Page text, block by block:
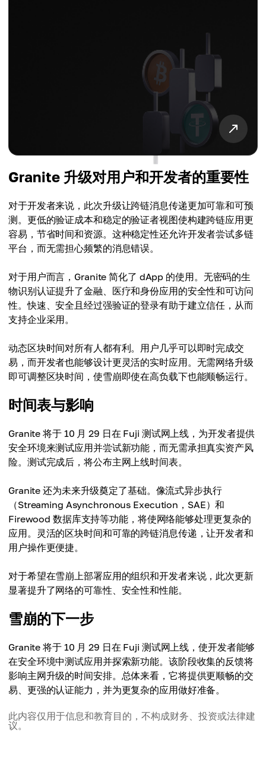
Granite 升级对用户和开发者的重要性
对于开发者来说，此次升级让跨链消息传递更加可靠和可预
测。更低的验证成本和稳定的验证者视图使构建跨链应用更
容易，节省时间和资源。这种稳定性还允许开发者尝试多链
平台，而无需担心频繁的消息错误。
对于用户而言，Granite 简化了 dApp 的使用。无密码的生
物识别认证提升了金融、医疗和身份应用的安全性和可访问
性。快速、安全且经过强验证的登录有助于建立信任，从而
支持企业采用。
动态区块时间对所有人都有利。用户几乎可以即时完成交
易，而开发者也能够设计更灵活的实时应用。无需网络升级
即可调整区块时间，使雪崩即使在高负载下也能顺畅运行。
时间表与影响
Granite 将于 10 月 29 日在 Fuji 测试网上线，为开发者提供
安全环境来测试应用并尝试新功能，而无需承担真实资产风
险。测试完成后，将公布主网上线时间表。
Granite 还为未来升级奠定了基础。像流式异步执行
（Streaming Asynchronous Execution，SAE）和
Firewood 数据库支持等功能，将使网络能够处理更复杂的
应用。灵活的区块时间和可靠的跨链消息传递，让开发者和
用户操作更便捷。
对于希望在雪崩上部署应用的组织和开发者来说，此次更新
显著提升了网络的可靠性、安全性和性能。
雪崩的下一步
Granite 将于 10 月 29 日在 Fuji 测试网上线，使开发者能够
在安全环境中测试应用并探索新功能。该阶段收集的反馈将
影响主网升级的时间安排。总体来看，它将提供更顺畅的交
易、更强的认证能力，并为更复杂的应用做好准备。
此内容仅用于信息和教育目的，不构成财务、投资或法律建
议。